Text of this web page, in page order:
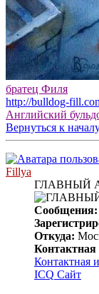
братец Филя
http://bulldog-
Английский
Вернуться к
Fillya
ГЛАВНЫЙ
Сообщения:
Откуда:
Контактная
ICQ Сайт